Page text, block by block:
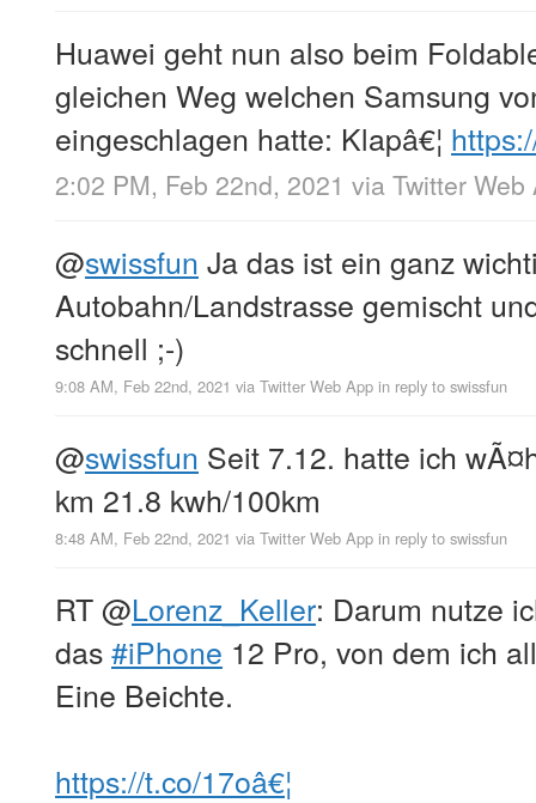
Huawei geht nun also beim
gleichen Weg welchen Samsung
eingeschlagen hatte: Klapâ€¦
2:02 PM, Feb 22nd, 2021 via Twitter Web
@swissfun Ja das ist ein ganz
Autobahn/Landstrasse gemischt
schnell ;-)
9:08 AM, Feb 22nd, 2021 via Twitter Web App in reply to swissfun
@swissfun Seit 7.12. hatte ich
km 21.8 kwh/100km
8:48 AM, Feb 22nd, 2021 via Twitter Web App in reply to swissfun
RT@Lorenz_Keller: Darum nutze
das#iPhone 12 Pro, von dem ich
Eine Beichte.
https://t.co/17oâ€¦